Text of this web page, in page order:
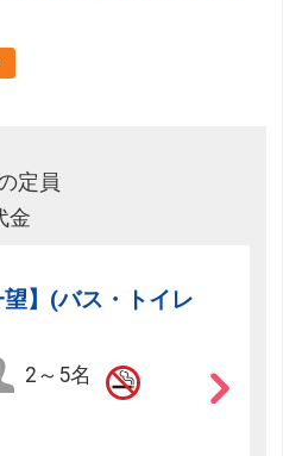
定員
金
】(バス・トイレ
2～5名